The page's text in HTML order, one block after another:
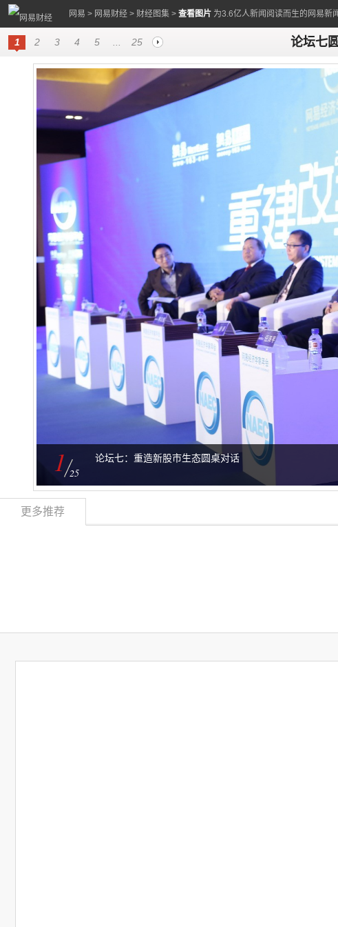
网易 > 网易财经 > 财经图集 > 查看图片 为3.6亿人新闻阅读而生的网易新
1 2 3 4 5 25 论坛七
1 25
论坛七：重造新股市生态圆桌对话
更多推荐